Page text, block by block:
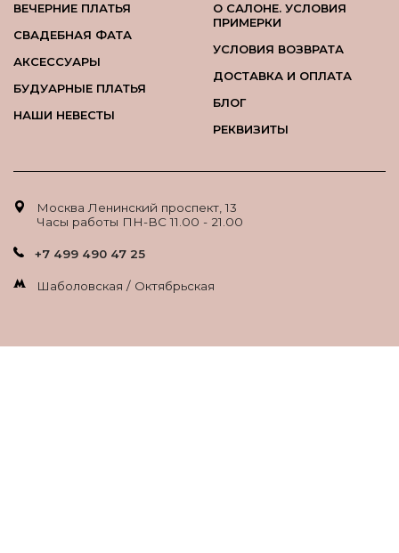
ВЕЧЕРНИЕ ПЛАТЬЯ
СВАДЕБНАЯ ФАТА
АКСЕССУАРЫ
БУДУАРНЫЕ ПЛАТЬЯ
НАШИ НЕВЕСТЫ
О САЛОНЕ. УСЛОВИЯ
ПРИМЕРКИ
УСЛОВИЯ ВОЗВРАТА
ДОСТАВКА И ОПЛАТА
БЛОГ
РЕКВИЗИТЫ
Москва Ленинский проспект, 13
Часы работы ПН-ВС 11.00 - 21.00
+7 499 490 47 25
Шаболовская / Октябрьская